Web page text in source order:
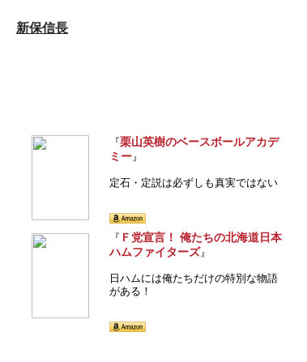
新保信長
『栗山英樹のベースボールアカデ
ミー』
定石・定説は必ずしも真実ではない
『 Ｆ党宣言！ 俺たちの北海道日本
ハムファイターズ』
日ハムには俺たちだけの特別な物語
がある！